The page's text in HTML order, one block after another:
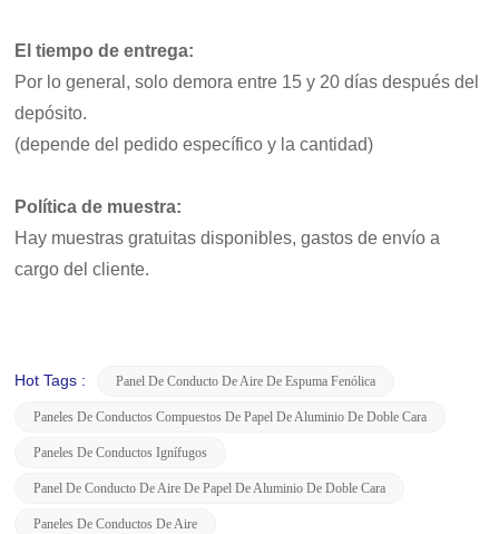
El tiempo de entrega:
Por lo general, solo demora entre 15 y 20 días después del
depósito.
(depende del pedido específico y la cantidad)
Política de muestra:
Hay muestras gratuitas disponibles, gastos de envío a
cargo del cliente.
Hot Tags : Panel De Conducto De Aire De Espuma Fenólica
Paneles De Conductos Compuestos De Papel De Aluminio De Doble Cara
Paneles De Conductos Ignífugos
Panel De Conducto De Aire De Papel De Aluminio De Doble Cara
Paneles De Conductos De Aire